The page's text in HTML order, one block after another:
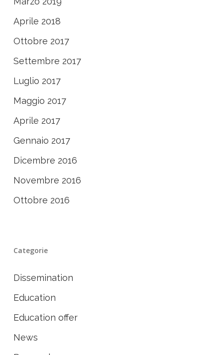
Aprile 2018
Ottobre 2017
Settembre 2017
Luglio 2017
Maggio 2017
Aprile 2017
Gennaio 2017
Dicembre 2016
Novembre 2016
Ottobre 2016
Categorie
Dissemination
Education
Education offer
News